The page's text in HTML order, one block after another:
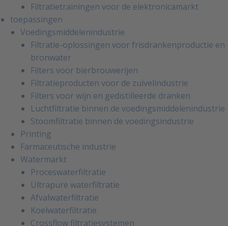
Filtratietrainingen voor de elektronicamarkt
toepassingen
Voedingsmiddelenindustrie
Filtratie-oplossingen voor frisdrankenproductie en
bronwater
Filters voor bierbrouwerijen
Filtratieproducten voor de zuivelindustrie
Filters voor wijn en gedistilleerde dranken
Luchtfiltratie binnen de voedingsmiddelenindustrie
Stoomfiltratie binnen de voedingsindustrie
Printing
Farmaceutische industrie
Watermarkt
Proceswaterfiltratie
Ultrapure waterfiltratie
Afvalwaterfiltratie
Koelwaterfiltratie
Crossflow filtratiesystemen